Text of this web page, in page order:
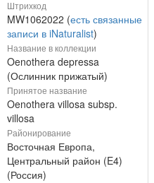
Штрихкод
MW1062022 (есть связанные
записи в iNaturalist)
Название в коллекции
Oenothera depressa
(Ослинник прижатый)
Принятое название
Oenothera villosa subsp.
villosa
Районирование
Восточная Европа,
Центральный район (E4)
(Россия)